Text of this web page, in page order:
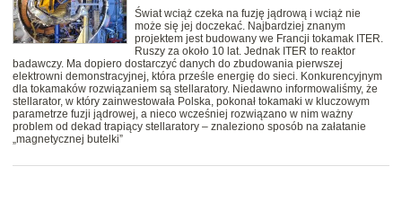
Świat wciąż czeka na fuzję jądrową i wciąż nie
może się jej doczekać. Najbardziej znanym
projektem jest budowany we Francji tokamak ITER.
Ruszy za około 10 lat. Jednak ITER to reaktor
badawczy. Ma dopiero dostarczyć danych do zbudowania pierwszej
elektrowni demonstracyjnej, która prześle energię do sieci. Konkurencyjnym
dla tokamaków rozwiązaniem są stellaratory. Niedawno informowaliśmy, że
stellarator, w który zainwestowała Polska, pokonał tokamaki w kluczowym
parametrze fuzji jądrowej, a nieco wcześniej rozwiązano w nim ważny
problem od dekad trapiący stellaratory – znaleziono sposób na załatanie
„magnetycznej butelki”